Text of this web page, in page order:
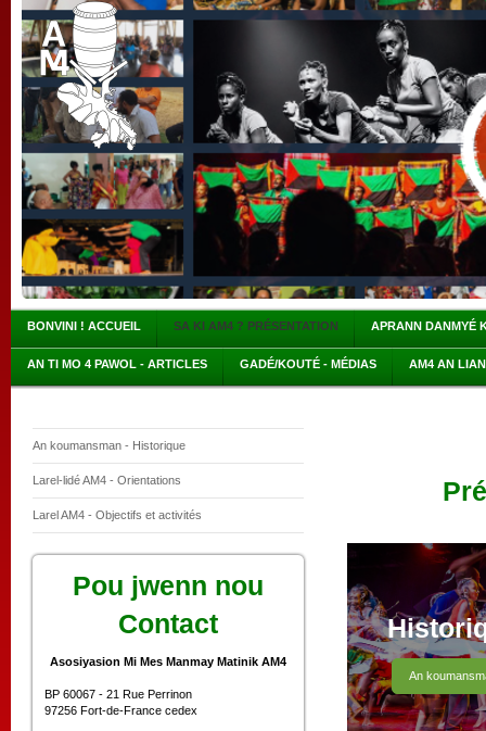
BONVINI ! ACCUEIL SA KI AM4 ? PRÉSENTATION APRANN DANMYÉ
AN TI MO 4 PAWOL - ARTICLES GADÉ/KOUTÉ - MÉDIAS AM4 AN
An koumansman - Historique
Larel-lidé AM4 - Orientations
Larel AM4 - Objectifs et activités
Pou jwenn nou
Contact
Asosiyasion Mi Mes Manmay Matinik AM4
BP 60067 - 21 Rue Perrinon
97256 Fort-de-France cedex
An